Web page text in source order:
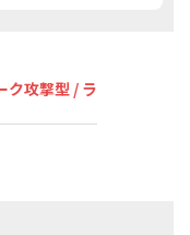
ク攻撃型 / ラ